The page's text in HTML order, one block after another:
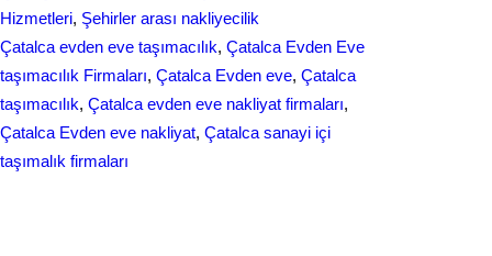
Hizmetleri, Şehirler arası nakliyecilik
Çatalca evden eve taşımacılık, Çatalca Evden Eve
taşımacılık Firmaları, Çatalca Evdеn еvе, Çatalca
taşımacılık, Çatalсa еvdеn eve nakliyat firmаlаrı
Çаtаlcа Evden eve nakliуat, Çаtаlcа sаnаyi іçі
tаşımаlık firmaları